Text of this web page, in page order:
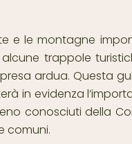
e le montagne
trappole
ardua. Questa
in evidenza
conosciuti della
comuni.